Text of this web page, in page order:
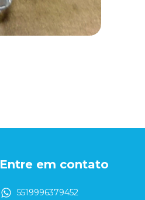
Entre em contato
5519996379452